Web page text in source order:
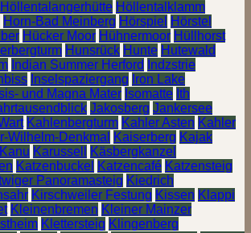
Höllentalangerhütte Höllentalklamm
Horn-Bad Meinberg Hörspiel Hörstel
Hücker Moor Hühnermoor Hüllhorst
Hunsrück Hunte Hutewald
Indian Summer Herford
Indzstrie
Inselspaziergang Iron Lake
und Magna Mater Isomatte Ith
Jakosberg Jankersee
Kahlenbergturm Kahler Asten Kahler
Wilhelm-Denkmal Kaiserberg Kajak
Kanu Karussell
Käsbergkanzel
Katzenbuckel Katzencafé Katzensteig
Panoramasteig Kiedrich
Kirschweiler Festung Kissen Klappi
Kleinenbremen Kleiner Mainzer
Klettersteig Klingenberg